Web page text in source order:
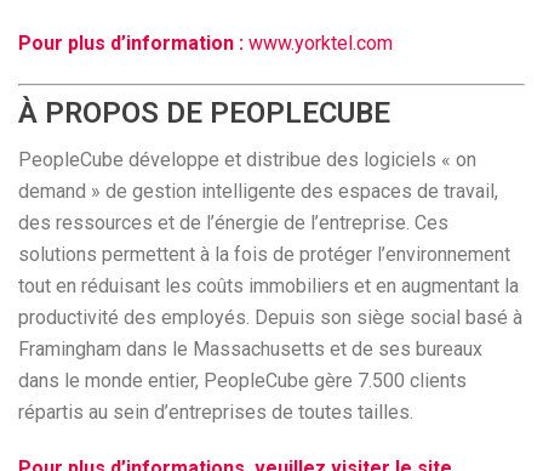
Pour plus d’information : www.yorktel.com
À PROPOS DE PEOPLECUBE
PeopleCube développe et distribue des logiciels « on
demand » de gestion intelligente des espaces de travail,
des ressources et de l’énergie de l’entreprise. Ces
solutions permettent à la fois de protéger l’environnement
tout en réduisant les coûts immobiliers et en augmentant la
productivité des employés. Depuis son siège social basé à
Framingham dans le Massachusetts et de ses bureaux
dans le monde entier, PeopleCube gère 7.500 clients
répartis au sein d’entreprises de toutes tailles.